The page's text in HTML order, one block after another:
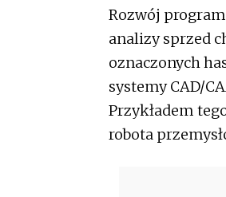
Rozwój
analizy sprzed
oznaczonych
systemy CAD/
Przykładem
robota